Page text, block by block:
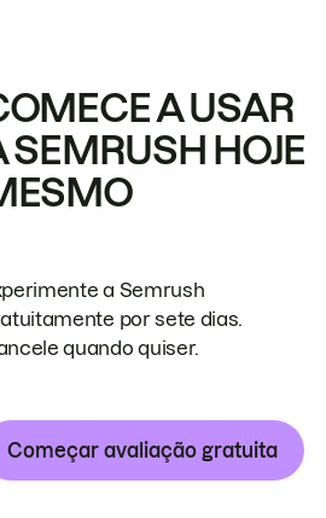
A USAR
SEMRUSH HOJE
a Semrush
por sete dias.
quando quiser.
Começar avaliação gratuita